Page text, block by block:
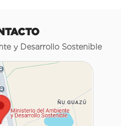
y Desarrollo Sostenible